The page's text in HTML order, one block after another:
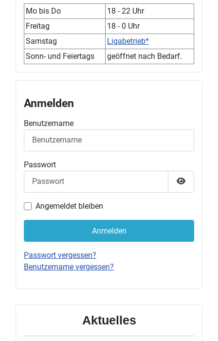
Aktuelles
Mo bis Do
18 - 22 Uhr
Freitag
18 - 0 Uhr
Samstag
Ligabetrieb*
Sonn- und Feiertags
geöffnet nach Bedarf.
Anmelden
Benutzername
Passwort
Passwort
Angemeldet bleiben
Anmelden
Passwort vergessen?
Benutzername vergessen?